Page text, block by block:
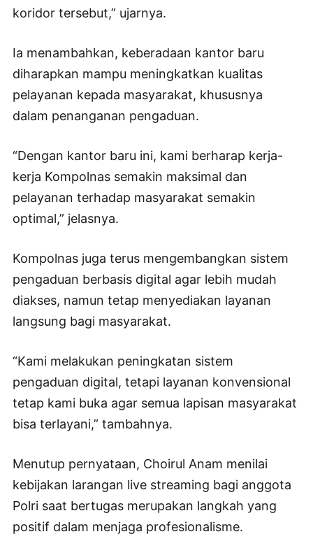
koridor tersebut,” ujarnya.
Ia menambahkan, keberadaan kantor baru
diharapkan mampu meningkatkan kualitas
pelayanan kepada masyarakat, khususnya
dalam penanganan pengaduan.
“Dengan kantor baru ini, kami berharap kerja-
kerja Kompolnas semakin maksimal dan
pelayanan terhadap masyarakat semakin
optimal,” jelasnya.
Kompolnas juga terus mengembangkan sistem
pengaduan berbasis digital agar lebih mudah
diakses, namun tetap menyediakan layanan
langsung bagi masyarakat.
“Kami melakukan peningkatan sistem
pengaduan digital, tetapi layanan konvensional
tetap kami buka agar semua lapisan masyarakat
bisa terlayani,” tambahnya.
Menutup pernyataan, Choirul Anam menilai
kebijakan larangan live streaming bagi anggota
Polri saat bertugas merupakan langkah yang
positif dalam menjaga profesionalisme.